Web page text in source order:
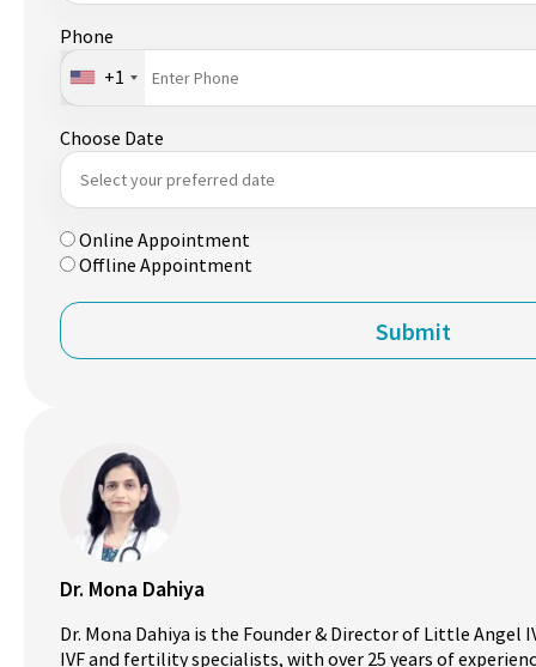
Phone
+1
Choose Date
Online Appointment
Offline Appointment
Dr. Mona Dahiya
Dr. Mona Dahiya is the Founder & Director of Little Angel
IVF and fertility specialists, with over 25 years of